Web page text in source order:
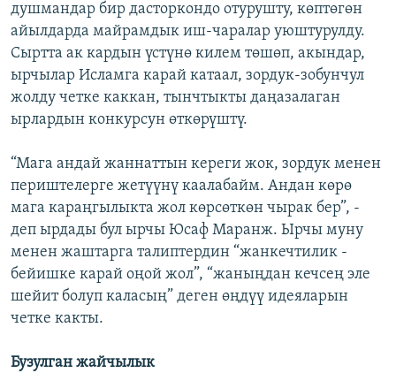
душмандар бир дасторкондо отурушту, көптөгөн
айылдарда майрамдык иш-чаралар уюштурулду.
Сыртта ак кардын үстүнө килем төшөп, акындар,
ырчылар Исламга карай катаал, зордук-зобунчул
жолду четке каккан, тынчтыкты даңазалаган
ырлардын конкурсун өткөрүштү.
“Мага андай жаннаттын кереги жок, зордук менен
периштелерге жетүүнү каалабайм. Андан көрө
мага караңгылыкта жол көрсөткөн чырак бер”, -
деп ырдады бул ырчы Юсаф Маранж. Ырчы муну
менен жаштарга талиптердин “жанкечтилик -
бейишке карай оңой жол”, “жаныңдан кечсең эле
шейит болуп каласың” деген өңдүү идеяларын
четке какты.
Бузулган жайчылык